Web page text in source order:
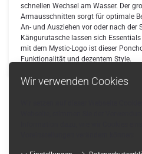
Wir verwenden Cookies
schnellen Wechsel am Wasser. Der
Armausschnitten sorgt für optimale
An- und Ausziehen vor oder nach der
Kängurutasche lassen sich
mit dem Mystic-Logo ist dieser
Funktionalität und dezentem Style.